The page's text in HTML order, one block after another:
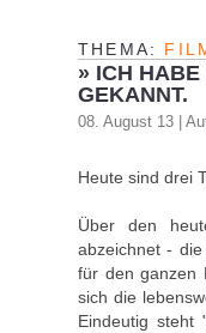
THEMA:
» ICH HABE
GEKANNT.
08. August 13 |
Heute sind drei
Über den
abzeichnet -
für den ganzen
sich die
Eindeutig steht